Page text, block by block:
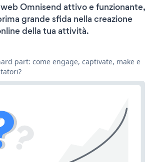
Omnisend attivo e funzionante,
grande sfida nella creazione
della tua attività.
part: come engage, captivate, make e